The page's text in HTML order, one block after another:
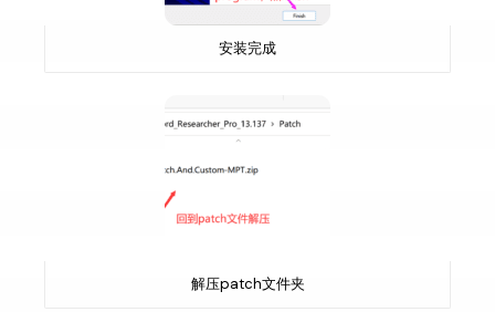
安装完成
解压patch文件夹